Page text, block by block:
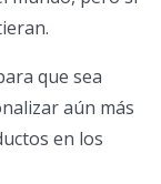
que sea
aún más
en los